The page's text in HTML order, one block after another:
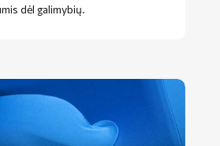
dėl galimybių.